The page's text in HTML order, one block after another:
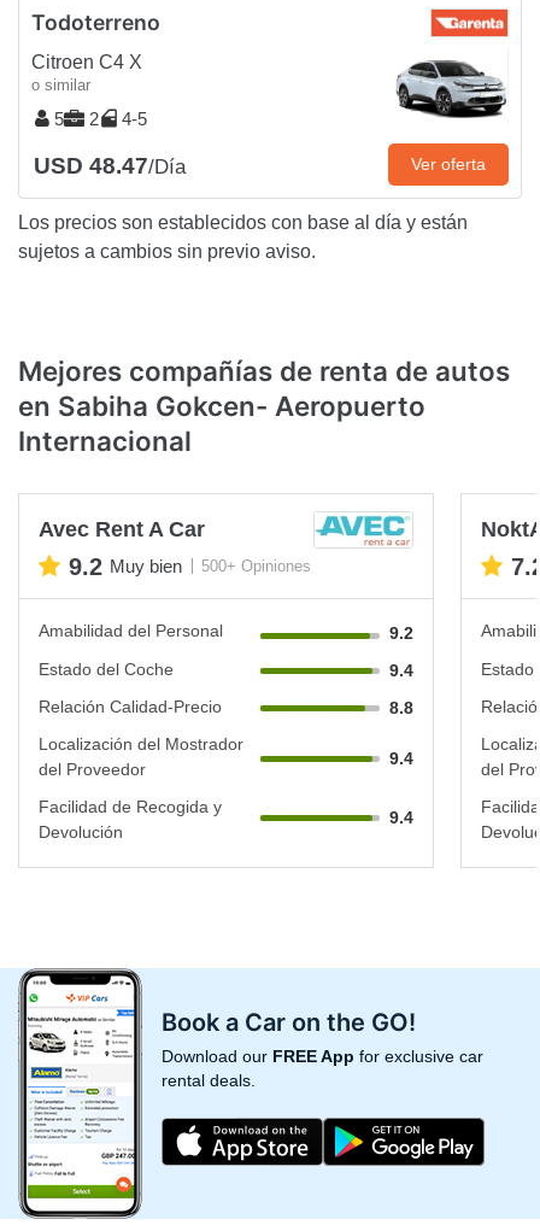
Todoterreno
Citroen C4 X
o similar
5 2 4-5
USD 48.47/Día Ver oferta
Los precios son establecidos con base al día y están
sujetos a cambios sin previo aviso.
Mejores compañías de renta de autos
en Sabiha Gokcen- Aeropuerto
Internacional
Avec Rent A Car
9.2 Muy bien 500+ Opiniones
Amabilidad del Personal
9.2
Estado del Coche
9.4
Relación Calidad-Precio
8.8
Localización del Mostrador
del Proveedor
9.4
Facilidad de Recogida y
Devolución
9.4
Estado
del
Book a Car on the GO!
Download our FREE App for exclusive car
rental deals.